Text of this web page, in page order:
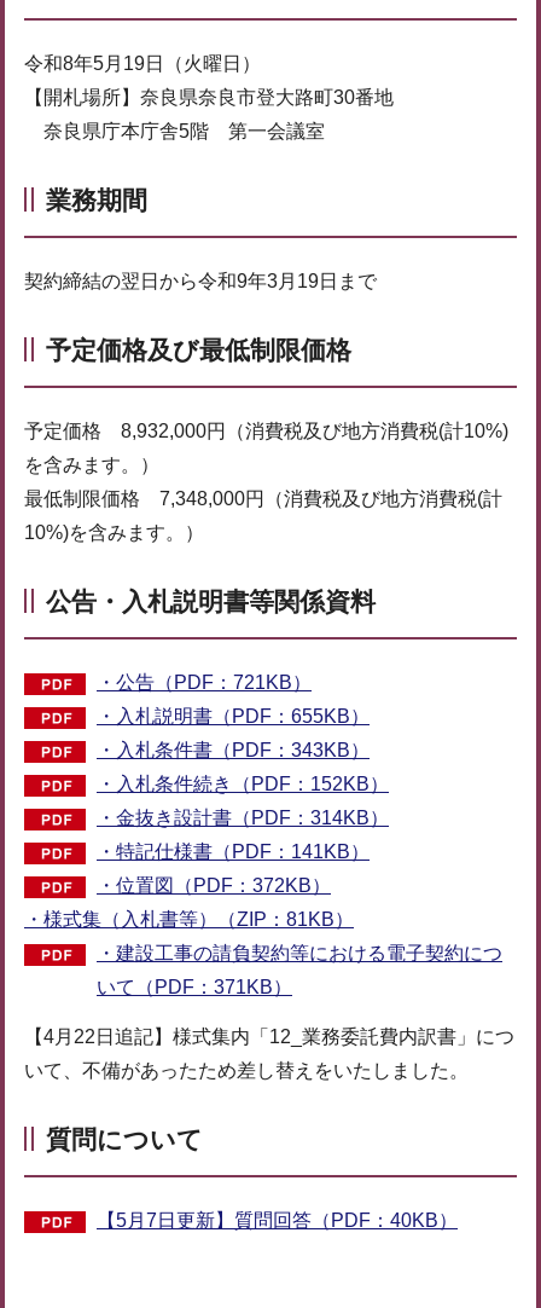
令和8年5月19日（火曜日）
【開札場所】奈良県奈良市登大路町30番地
奈良県庁本庁舎5階 第一会議室
業務期間
契約締結の翌日から令和9年3月19日まで
予定価格及び最低制限価格
予定価格 8,932,000円（消費税及び地方消費税(計10%)
を含みます。）
最低制限価格 7,348,000円（消費税及び地方消費税(計
10%)を含みます。）
公告・入札説明書等関係資料
・公告（PDF：721KB）
・入札説明書（PDF：655KB）
・入札条件書（PDF：343KB）
・入札条件続き（PDF：152KB）
・金抜き設計書（PDF：314KB）
・特記仕様書（PDF：141KB）
・位置図（PDF：372KB）
・様式集（入札書等）（ZIP：81KB）
・建設工事の請負契約等における電子契約につ
いて（PDF：371KB）
【4月22日追記】様式集内「12_業務委託費内訳書」につ
いて、不備があったため差し替えをいたしました。
質問について
【5月7日更新】質問回答（PDF：40KB）